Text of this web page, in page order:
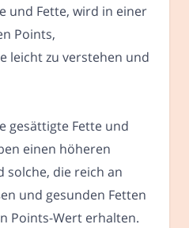
und Fette, wird in einer
Points,
leicht zu verstehen und
gesättigte Fette und
einen höheren
solche, die reich an
und gesunden Fetten
Points-Wert erhalten.